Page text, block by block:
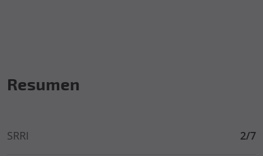
Resumen
SRRI 2/7